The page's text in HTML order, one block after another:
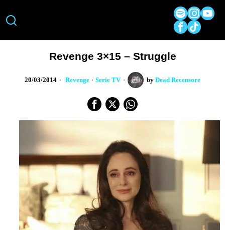
Revenge 3×15 – Struggle
20/03/2014 Revenge · Serie TV by Dead Recensore